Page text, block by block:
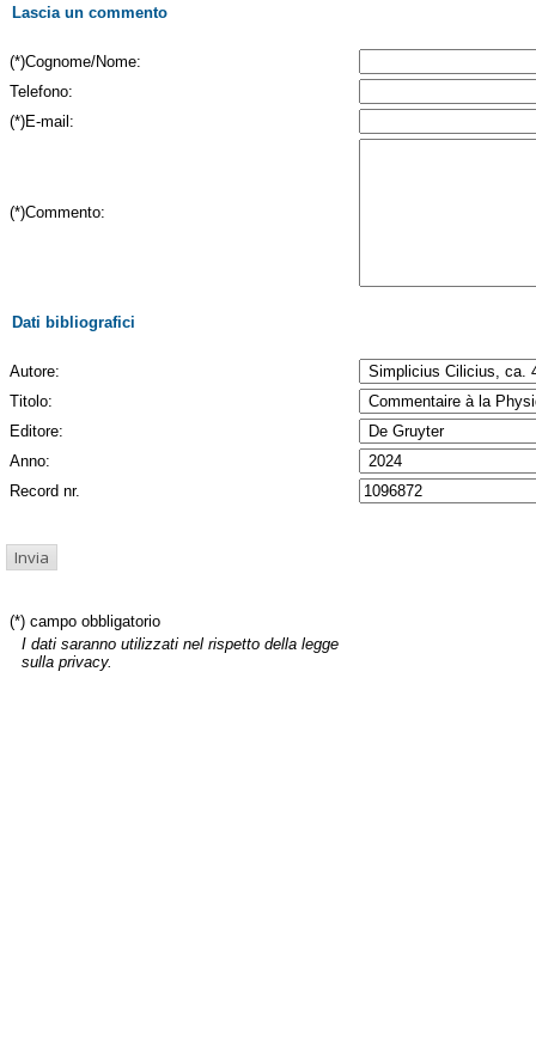
Lascia un commento
(*)Cognome/Nome:
Telefono:
(*)E-mail:
(*)Commento:
Dati bibliografici
Autore:
Titolo:
Editore:
Anno:
Record nr.
(*) campo obbligatorio
I dati saranno utilizzati nel rispetto della legge
sulla privacy.